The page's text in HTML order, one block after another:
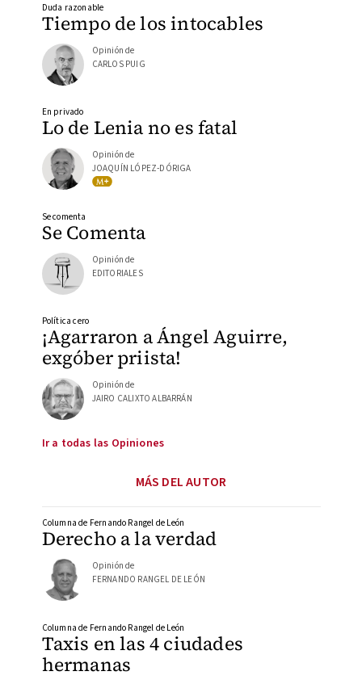
Tiempo de los intocables
Duda razonable
Opinión de
CARLOS PUIG
Lo de Lenia no es fatal
En privado
Opinión de
JOAQUÍN LÓPEZ-DÓRIGA
Se Comenta
Se comenta
Opinión de
EDITORIALES
¡Agarraron a Ángel Aguirre,
exgóber priista!
Política cero
Opinión de
JAIRO CALIXTO ALBARRÁN
Ir a todas las Opiniones
MÁS DEL AUTOR
Derecho a la verdad
Columna de Fernando Rangel de León
Opinión de
FERNANDO RANGEL DE LEÓN
Taxis en las 4 ciudades
hermanas
Columna de Fernando Rangel de León